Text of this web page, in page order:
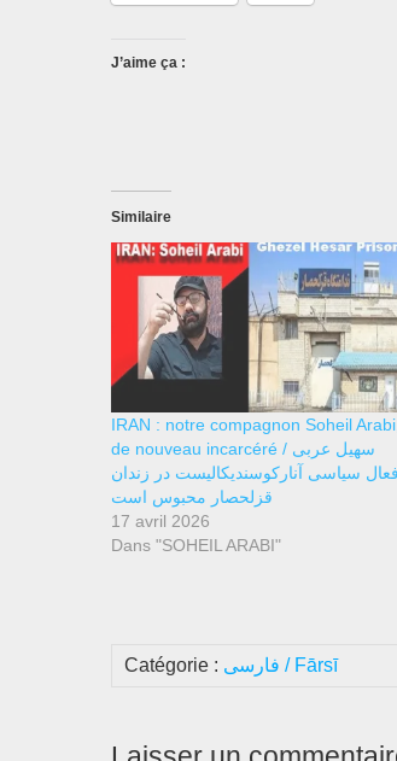
J’aime ça :
Similaire
IRAN : notre compagnon Soheil Arabi,
de nouveau incarcéré / سهیل عربی
فعال سیاسی آنارکوسندیکالیست در زندان
قزلحصار محبوس است
17 avril 2026
Dans "SOHEIL ARABI"
Catégorie : فارسی / Fārsī